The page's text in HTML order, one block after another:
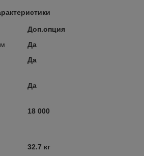
Доп.опция
Да
Да
Да
18 000
32.7 кг